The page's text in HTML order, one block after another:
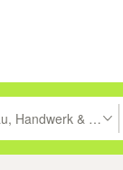
zu suchen, oder
Handwerk &